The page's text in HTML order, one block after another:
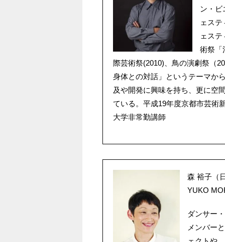
ン・
ェス
ェス
術祭「
際芸術祭(2010)、鳥の演劇祭（
身体との対話」というテーマか
及や開発に興味を持ち、更に空
ている。平成19年度京都市芸術
大学非常勤講師
森 裕子（
YUKO
ダンサー
メンバー